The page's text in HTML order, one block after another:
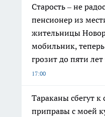
Старость – не
пенсионер из
жительницы
мобильник,
грозит до пяти
17:00
Тараканы сбегут к
приправы с моей